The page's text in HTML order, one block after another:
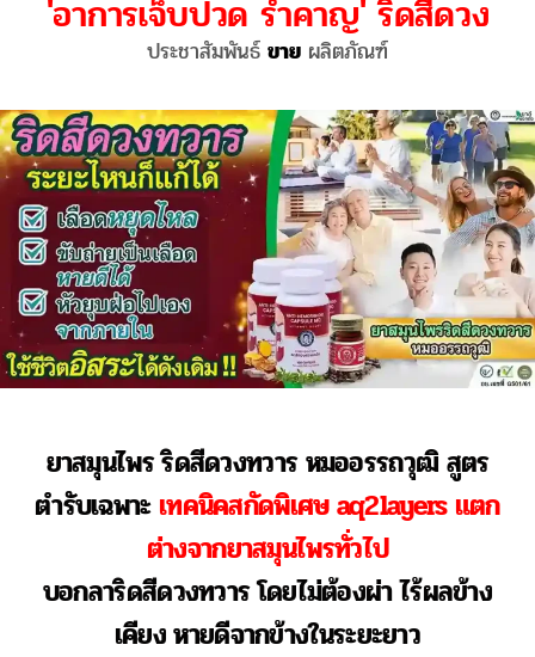
'อาการเจ็บปวด รำคาญ' ริดสีดวง​
ประชาสัมพันธ์ ขาย ผลิตภัณฑ์
ยาสมุนไพร ริดสีดวงทวาร หมออรรถวุฒิ สูตร
ตำรับเฉพาะ เทคนิคสกัดพิเศษ aq2layers แตก
ต่างจากยาสมุนไพรทั่วไป
บอกลาริดสีดวงทวาร โดยไม่ต้องผ่า ไร้ผลข้าง
เคียง หายดีจากข้างในระยะยาว